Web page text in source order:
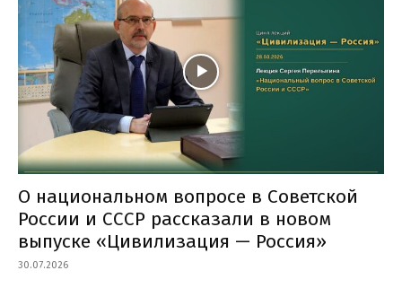
О национальном вопросе в Советской
России и СССР рассказали в новом
выпуске «Цивилизация — Россия»
30.07.2026